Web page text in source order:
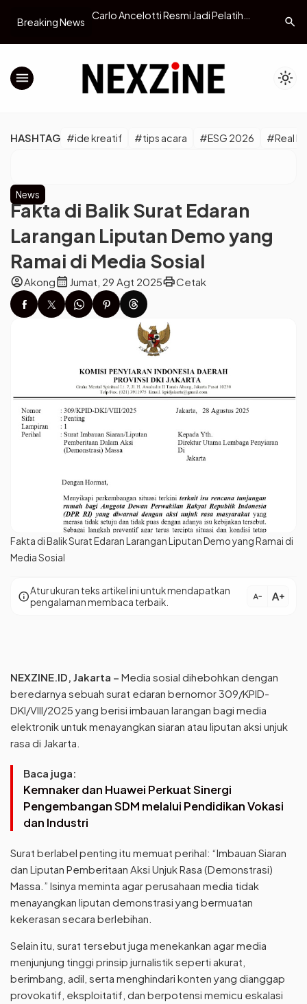
Breaking News
Terima Kasih
Carlo Ancelotti Resmi Jadi Pelatih
Digital
search
menu light_mode
HASHTAG #ide kreatif #tips acara #ESG 2026 #Real
News
Fakta di Balik Surat Edaran
Larangan Liputan Demo yang
Ramai di Media Sosial
account_circleAkongcalendar_month Jumat, 29 Agt 2025printCetak
Fakta di Balik Surat Edaran Larangan Liputan Demo yang Ramai di
Media Sosial
infoAtur ukuran teks artikel ini untuk mendapatkan
pengalaman membaca terbaik.
text_decrease text_increase
NEXZINE.ID, Jakarta – Media sosial dihebohkan dengan
beredarnya sebuah surat edaran bernomor 309/KPID-
DKI/VIII/2025 yang berisi imbauan larangan bagi media
elektronik untuk menayangkan siaran atau liputan aksi unjuk
rasa di Jakarta.
Baca juga:
Kemnaker dan Huawei Perkuat Sinergi
Pengembangan SDM melalui Pendidikan Vokasi
dan Industri
Surat berlabel penting itu memuat perihal: “Imbauan Siaran
dan Liputan Pemberitaan Aksi Unjuk Rasa (Demonstrasi)
Massa.” Isinya meminta agar perusahaan media tidak
menayangkan liputan demonstrasi yang bermuatan
kekerasan secara berlebihan.
Selain itu, surat tersebut juga menekankan agar media
menjunjung tinggi prinsip jurnalistik seperti akurat,
berimbang, adil, serta menghindari konten yang dianggap
provokatif, eksploitatif, dan berpotensi memicu eskalasi